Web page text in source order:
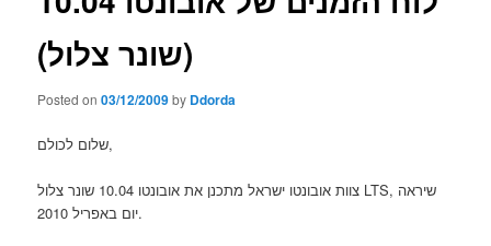
(שונר צלול)
Posted on03/12/2009by Ddorda
שלום לכולם,
צוות אובונטו ישראל מתכנן את אובונטו 10.04 שונר צלול LTS, שיראה
יום באפריל 2010.